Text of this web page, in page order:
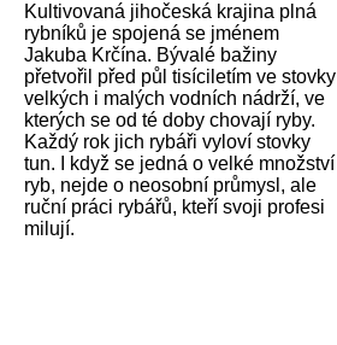
Kultivovaná jihočeská krajina plná
rybníků je spojená se jménem
Jakuba Krčína. Bývalé bažiny
přetvořil před půl tisíciletím ve stovky
velkých i malých vodních nádrží, ve
kterých se od té doby chovají ryby.
Každý rok jich rybáři vyloví stovky
tun. I když se jedná o velké množství
ryb, nejde o neosobní průmysl, ale
ruční práci rybářů, kteří svoji profesi
milují.